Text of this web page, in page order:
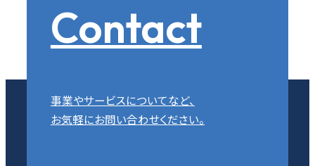
Contact
事業やサービスについてなど、
お気軽にお問い合わせください。